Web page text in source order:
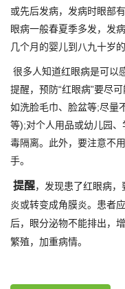
或先后发病，发病时眼部
眼病一般春夏季多发，发
几个月的婴儿到八九十岁
很多人知道红眼病是可以
提醒，预防“红眼病”要尽
如洗脸毛巾、脸盆等;尽量
等);对个人用品或幼儿园
毒隔离。此外，要注意不
手。
提醒，发现患了红眼病
炎或转变成角膜炎。患者
后，眼分泌物不能排出，
繁殖，加重病情。